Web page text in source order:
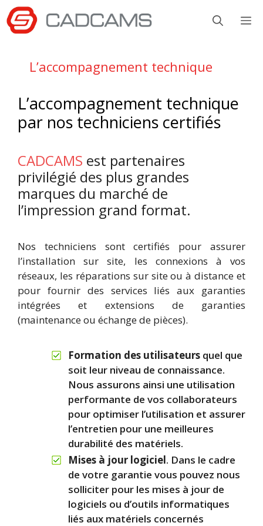
Aller
au
contenu
L’accompagnement technique
L’accompagnement technique
par nos techniciens certifiés
CADCAMS est partenaires
privilégié des plus grandes
marques du marché de
l’impression grand format.
Nos techniciens sont certifiés pour assurer
l’installation sur site, les connexions à vos
réseaux, les réparations sur site ou à distance et
pour fournir des services liés aux garanties
intégrées et extensions de garanties
(maintenance ou échange de pièces).
Formation des utilisateurs quel que
soit leur niveau de connaissance.
Nous assurons ainsi une utilisation
performante de vos collaborateurs
pour optimiser l’utilisation et assurer
l’entretien pour une meilleures
durabilité des matériels.
Mises à jour logiciel. Dans le cadre
de votre garantie vous pouvez nous
solliciter pour les mises à jour de
logiciels ou d’outils informatiques
liés aux matériels concernés